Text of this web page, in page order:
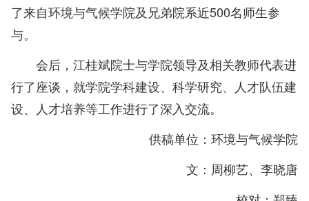
了来自环境与气候学院及兄弟院系近500名师生参
与。
会后，江桂斌院士与学院领导及相关教师代表进
行了座谈，就学院学科建设、科学研究、人才队伍建
设、人才培养等工作进行了深入交流。
供稿单位：环境与气候学院
文：周柳艺、李晓唐